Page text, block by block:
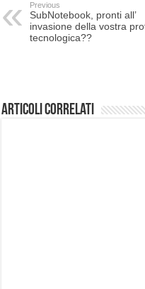
Previous
SubNotebook, pronti all’
invasione della vostra
tecnologica??
Articoli correlati